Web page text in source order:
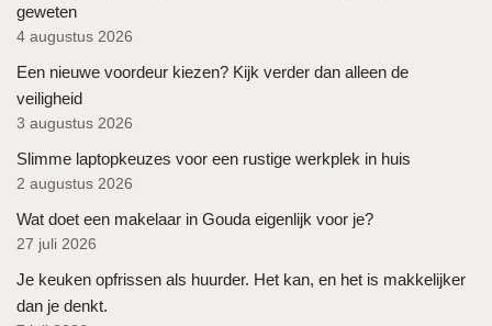
geweten
4 augustus 2026
Een nieuwe voordeur kiezen? Kijk verder dan alleen de
veiligheid
3 augustus 2026
Slimme laptopkeuzes voor een rustige werkplek in huis
2 augustus 2026
Wat doet een makelaar in Gouda eigenlijk voor je?
27 juli 2026
Je keuken opfrissen als huurder. Het kan, en het is makkelijker
dan je denkt.